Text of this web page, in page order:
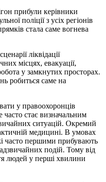
прибули керівники
поліції з усіх регіонів
стала саме вогнева
ліквідації
місцях, евакуації,
у замкнутих просторах.
робиться саме на
у правоохоронців
часто стає визначальним
ситуацій. Окремий
медицині. В умовах
часто першими прибувають
подій. Тому від
людей у перші хвилини